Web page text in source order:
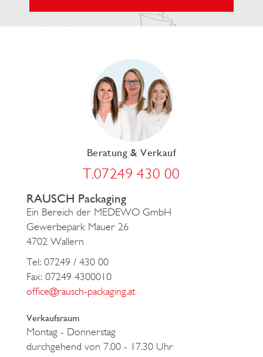
Beratung & Verkauf
T.07249 430 00
RAUSCH Packaging
Ein Bereich der MEDEWO GmbH
Gewerbepark Mauer 26
4702 Wallern
Tel: 07249 / 430 00
Fax: 07249 4300010
office@rausch-packaging.at
Verkaufsraum
Montag - Donnerstag
durchgehend von 7.00 - 17.30 Uhr